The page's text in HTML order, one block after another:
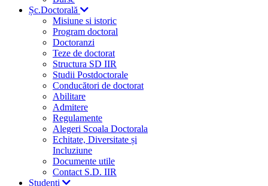
Șc.Doctorală
Misiune si istoric
Program doctoral
Doctoranzi
Teze de doctorat
Structura SD IIR
Studii Postdoctorale
Conducători de doctorat
Abilitare
Admitere
Regulamente
Alegeri Scoala Doctorala
Echitate, Diversitate și
Incluziune
Documente utile
Contact S.D. IIR
Studenți